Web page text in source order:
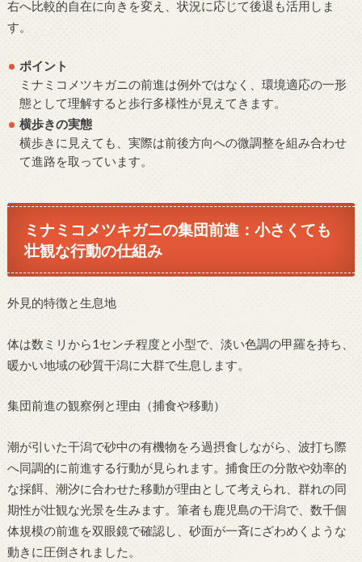
右へ比較的自在に向きを変え、状況に応じて後退も活用しま
す。
ポイント
ミナミコメツキガニの前進は例外ではなく、環境適応の一形
態として理解すると歩行多様性が見えてきます。
横歩きの実態
横歩きに見えても、実際は前後方向への微調整を組み合わせ
て進路を取っています。
ミナミコメツキガニの集団前進：小さくても
壮観な行動の仕組み
外見的特徴と生息地
体は数ミリから1センチ程度と小型で、淡い色調の甲羅を持ち、
暖かい地域の砂質干潟に大群で生息します。
集団前進の観察例と理由（捕食や移動）
潮が引いた干潟で砂中の有機物をろ過摂食しながら、波打ち際
へ同調的に前進する行動が見られます。捕食圧の分散や効率的
な採餌、潮汐に合わせた移動が理由として考えられ、群れの同
期性が壮観な光景を生みます。筆者も鹿児島の干潟で、数千個
体規模の前進を双眼鏡で確認し、砂面が一斉にざわめくような
動きに圧倒されました。